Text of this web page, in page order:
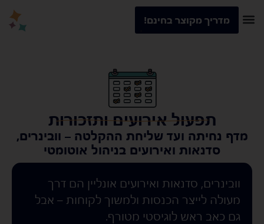
מדריך מקוצר בחינם!
תפעול אירועים ותזכורות
מדף נחיתה ועד שליחת ההקלטה – וובינרים,
סדנאות ואירועים בניהול אוטומטי
וובינרים, סדנאות ואירועים אונליין הם דרך
מעולה לייצר הכנסות ולמשוך לקוחות – אבל
גם כאב ראש לוגיסטי מטורף.